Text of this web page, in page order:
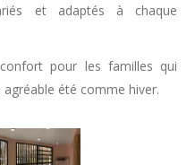
et adaptés à chaque
pour les familles qui
été comme hiver.